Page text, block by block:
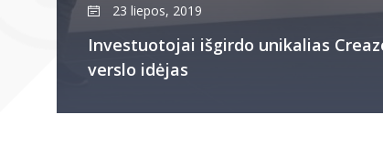
23 liepos, 2019
Investuotojai išgirdo unikalias
verslo idėjas